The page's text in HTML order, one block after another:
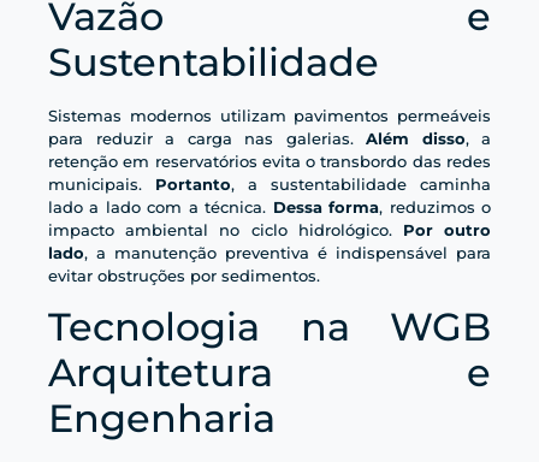
Vazão e
Sustentabilidade
Sistemas modernos utilizam pavimentos permeáveis
para reduzir a carga nas galerias. Além disso, a
retenção em reservatórios evita o transbordo das redes
municipais. Portanto, a sustentabilidade caminha
lado a lado com a técnica. Dessa forma, reduzimos o
impacto ambiental no ciclo hidrológico. Por outro
lado, a manutenção preventiva é indispensável para
evitar obstruções por sedimentos.
Tecnologia na WGB
Arquitetura e
Engenharia